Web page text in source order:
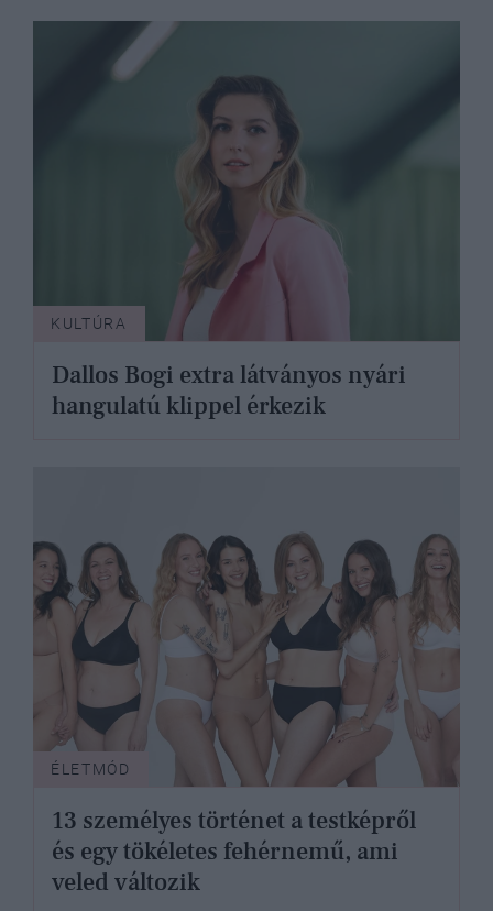
KULTÚRA
Dallos Bogi extra látványos nyári
hangulatú klippel érkezik
ÉLETMÓD
13 személyes történet a testképről
és egy tökéletes fehérnemű, ami
veled változik